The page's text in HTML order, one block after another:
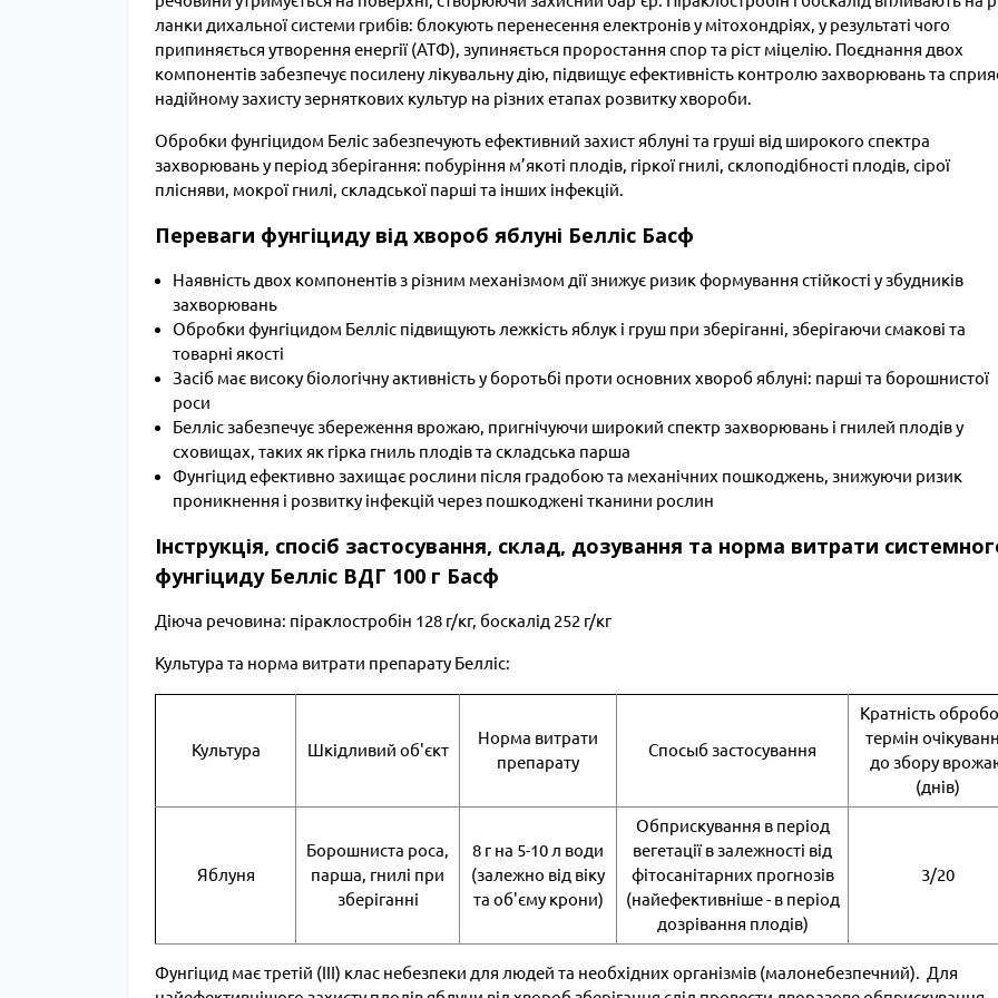
ланки дихальної системи грибів: блокують перенесення електронів у мітохондріях, у результаті чого
припиняється утворення енергії (АТФ), зупиняється проростання спор та ріст міцелію. Поєднання двох
компонентів забезпечує посилену лікувальну дію, підвищує ефективність контролю захворювань та
надійному захисту зерняткових культур на різних етапах розвитку хвороби.
Обробки фунгіцидом Беліс забезпечують ефективний захист яблуні та груші від широкого спектра
захворювань у період зберігання: побуріння м’якоті плодів, гіркої гнилі, склоподібності плодів, сірої
плісняви, мокрої гнилі, складської парші та інших інфекцій.
Переваги фунгіциду від хвороб яблуні Белліс Басф
Наявність двох компонентів з різним механізмом дії знижує ризик формування стійкості у збудників
захворювань
Обробки фунгіцидом Белліс підвищують лежкість яблук і груш при зберіганні, зберігаючи смакові та
товарні якості
Засіб має високу біологічну активність у боротьбі проти основних хвороб яблуні: парші та борошнистої
роси
Белліс забезпечує збереження врожаю, пригнічуючи широкий спектр захворювань і гнилей плодів у
сховищах, таких як гірка гниль плодів та складська парша
Фунгіцид ефективно захищає рослини після градобою та механічних пошкоджень, знижуючи ризик
проникнення і розвитку інфекцій через пошкоджені тканини рослин
Інструкція, спосіб застосування, склад, дозування та норма витрати
фунгіциду Белліс ВДГ 100 г Басф
Діюча речовина: піраклостробін 128 г/кг, боскалід 252 г/кг
Культура та норма витрати препарату Белліс:
Культура Шкідливий об'єкт
Норма витрати
препарату
Спосыб застосування
Кратність
термін
до збору
(днів)
Яблуня
Борошниста роса,
парша, гнилі при
зберіганні
8 г на 5-10 л води
(залежно від віку
та об'єму крони)
Обприскування в період
вегетації в залежності від
фітосанітарних прогнозів
(найефективніше - в період
дозрівання плодів)
3/20
Фунгіцид має третій (III) клас небезпеки для людей та необхідних організмів (малонебезпечний). Для